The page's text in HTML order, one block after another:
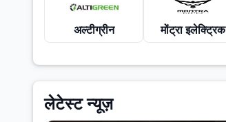
अल्टीग्रीन मोंट्रा इलेक्ट्रिक
लेटेस्ट न्यूज़